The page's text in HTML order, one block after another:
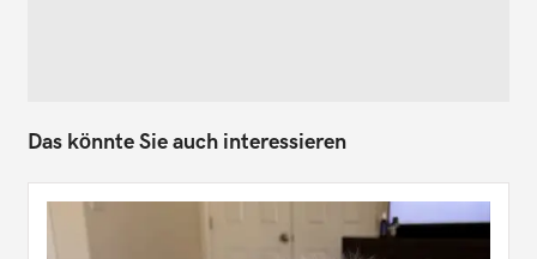
Das könnte Sie auch interessieren